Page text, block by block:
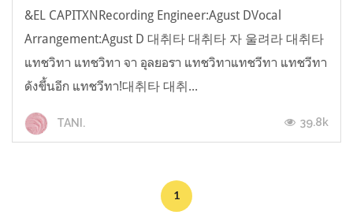
&EL CAPITXNRecording Engineer:Agust DVocal
Arrangement:Agust D 대취타 대취타 자 울려라 대취타
แทชวิทา แทชวิทา จา อุลยอรา แทชวิทาแทชวีทา แทชวีทา
ดังขึ้นอีก แทชวีทา!대취타 대취...
TANI. 39.8k
1